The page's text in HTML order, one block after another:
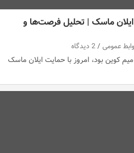
ماسک | تحلیل فرصت‌ها و
عمومی 2 دیدگاه
کوین بود، امروز با حمایت ایلان ماسک